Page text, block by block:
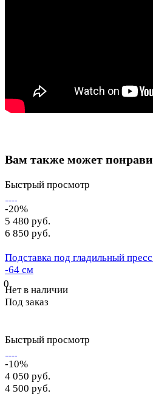
Вам также может
Быстрый просмотр
-20%
5 480 руб.
6 850 руб.
Подставка под гладильный
-64 см
0
Нет в наличии
Под заказ
Быстрый просмотр
-10%
4 050 руб.
4 500 руб.